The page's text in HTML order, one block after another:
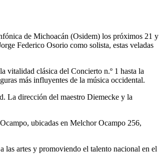
de Michoacán (Osidem) los próximos 21 y
Federico Osorio como solista, estas veladas
vitalidad clásica del Concierto n.º 1 hasta la
más influyentes de la música occidental.
La dirección del maestro Diemecke y la
ubicadas en Melchor Ocampo 256,
las artes y promoviendo el talento nacional en el